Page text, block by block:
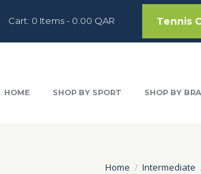
Cart: 0 Items- 0.00 QAR Tennis
HOME SHOP BY SPORT SHOP BY
Home Intermediate